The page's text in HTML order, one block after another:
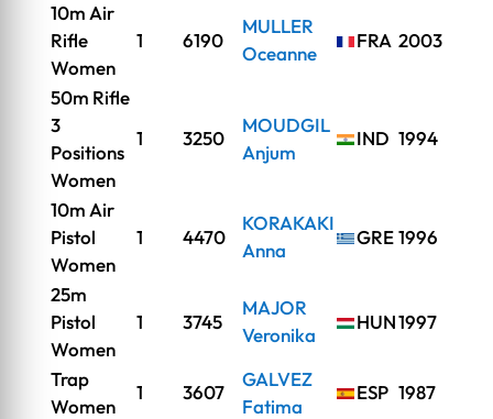
10m Air
Rifle
Women
1 6190
MULLER
Oceanne
FRA 2003
50m Rifle
3
Positions
Women
1 3250
MOUDGIL
Anjum
IND 1994
10m Air
Pistol
Women
1 4470
KORAKAKI
Anna
GRE 1996
25m
Pistol
Women
1 3745
MAJOR
Veronika
HUN1997
Trap
Women
1 3607
GALVEZ
Fatima
ESP 1987